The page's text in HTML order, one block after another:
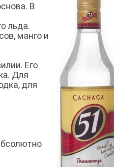
В
льда.
манго и
Его
Для
для